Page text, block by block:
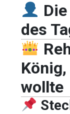
des
wollte